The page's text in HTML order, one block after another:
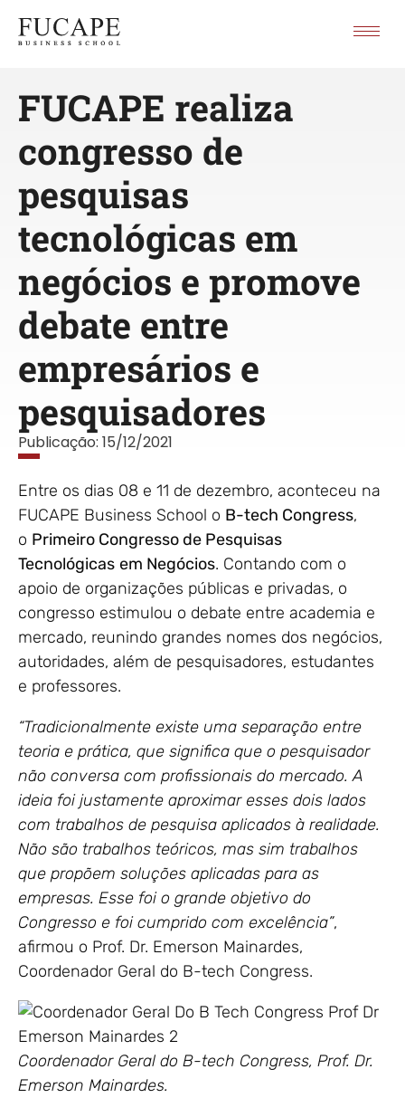
FUCAPE realiza
congresso de
pesquisas
tecnológicas em
negócios e promove
debate entre
empresários e
pesquisadores
Publicação: 15/12/2021
Entre os dias 08 e 11 de dezembro, aconteceu na
FUCAPE Business School o B-tech Congress,
o Primeiro Congresso de Pesquisas
Tecnológicas em Negócios. Contando com o
apoio de organizações públicas e privadas, o
congresso estimulou o debate entre academia e
mercado, reunindo grandes nomes dos negócios,
autoridades, além de pesquisadores, estudantes
e professores.
“Tradicionalmente existe uma separação entre
teoria e prática, que significa que o pesquisador
não conversa com profissionais do mercado. A
ideia foi justamente aproximar esses dois lados
com trabalhos de pesquisa aplicados à realidade.
Não são trabalhos teóricos, mas sim trabalhos
que propõem soluções aplicadas para as
empresas. Esse foi o grande objetivo do
Congresso e foi cumprido com excelência”,
afirmou o Prof. Dr. Emerson Mainardes,
Coordenador Geral do B-tech Congress.
Coordenador Geral do B-tech Congress, Prof. Dr.
Emerson Mainardes.